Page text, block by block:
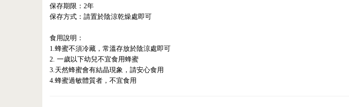
保存期限：2年
保存方式：請置於陰涼乾燥處即可
食用說明：
1.蜂蜜不須冷藏，常溫存放於陰涼處即可
2. 一歲以下幼兒不宜食用蜂蜜
3.天然蜂蜜會有結晶現象，請安心食用
4.蜂蜜過敏體質者，不宜食用